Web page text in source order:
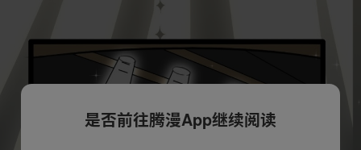
是否前往腾漫App继续阅读